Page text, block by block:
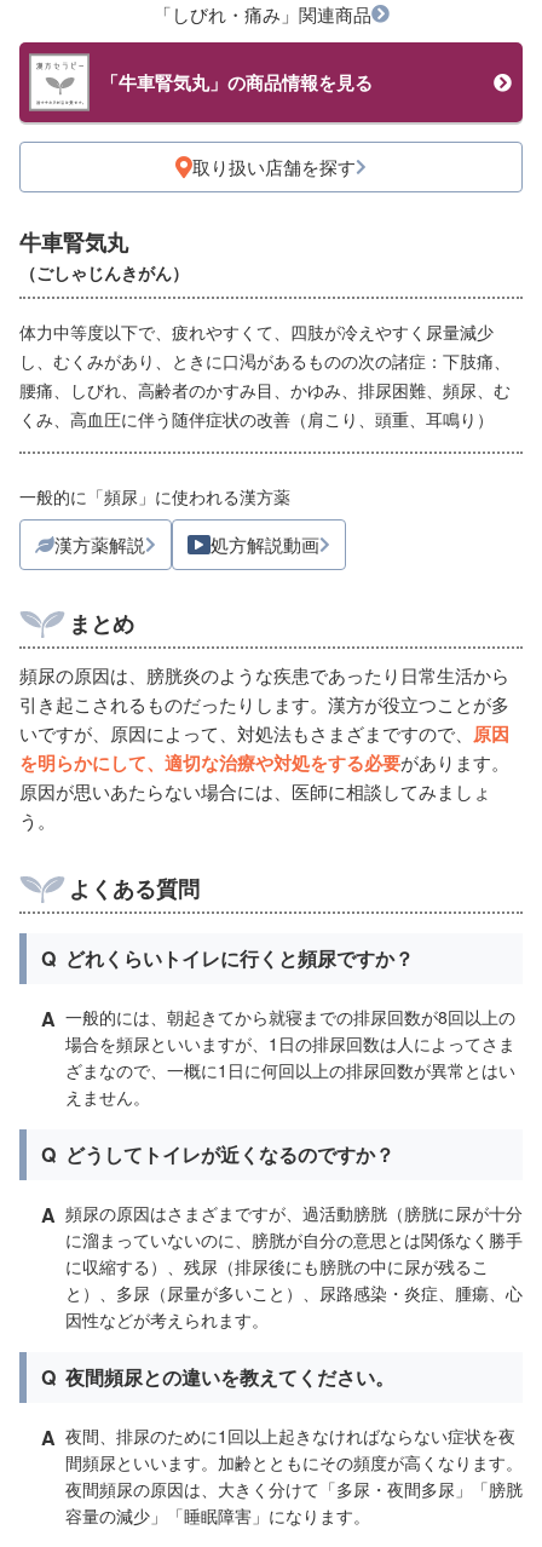
牛車腎気丸
（ごしゃじんきがん）
体力中等度以下で、疲れやすくて、四肢が冷えやすく尿量減少
し、むくみがあり、ときに口渇があるものの次の諸症：下肢痛、
腰痛、しびれ、高齢者のかすみ目、かゆみ、排尿困難、頻尿、む
くみ、高血圧に伴う随伴症状の改善（肩こり、頭重、耳鳴り）
「しびれ・痛み」関連商品
「牛車腎気丸」の商品情報を見る
取り扱い店舗を探す
一般的に「頻尿」に使われる漢方薬
漢方薬解説 処方解説動画
まとめ
頻尿の原因は、膀胱炎のような疾患であったり日常生活から
引き起こされるものだったりします。漢方が役立つことが多
いですが、原因によって、対処法もさまざまですので、 原因
を明らかにして、適切な治療や対処をする必要があります。
原因が思いあたらない場合には、医師に相談してみましょ
う。
よくある質問
Q どれくらいトイレに行くと頻尿ですか？
A 一般的には、朝起きてから就寝までの排尿回数が8回以上の
場合を頻尿といいますが、1日の排尿回数は人によってさま
ざまなので、一概に1日に何回以上の排尿回数が異常とはい
えません。
Q どうしてトイレが近くなるのですか？
A 頻尿の原因はさまざまですが、過活動膀胱（膀胱に尿が十分
に溜まっていないのに、膀胱が自分の意思とは関係なく勝手
に収縮する）、残尿（排尿後にも膀胱の中に尿が残るこ
と）、多尿（尿量が多いこと）、尿路感染・炎症、腫瘍、心
因性などが考えられます。
Q 夜間頻尿との違いを教えてください。
A 夜間、排尿のために1回以上起きなければならない症状を夜
間頻尿といいます。加齢とともにその頻度が高くなります。
夜間頻尿の原因は、大きく分けて「多尿・夜間多尿」「膀胱
容量の減少」「睡眠障害」になります。